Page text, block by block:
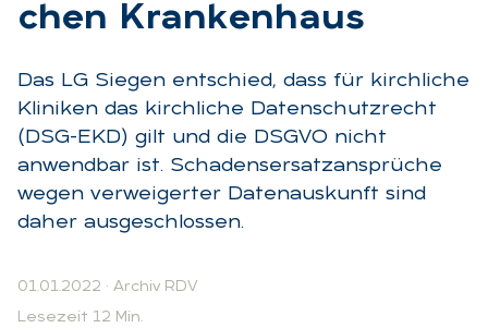
chen Kran­ken­haus
Das LG Siegen entschied, dass für kirchliche
Kliniken das kirchliche Datenschutzrecht
(DSG-EKD) gilt und die DSGVO nicht
anwendbar ist. Schadensersatzansprüche
wegen verweigerter Datenauskunft sind
daher ausgeschlossen.
01.01.2022 · Archiv RDV
Lesezeit 12 Min.